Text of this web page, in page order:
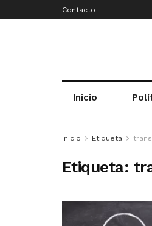
Contacto
Inicio
Inicio Etiqueta
Etiqueta: